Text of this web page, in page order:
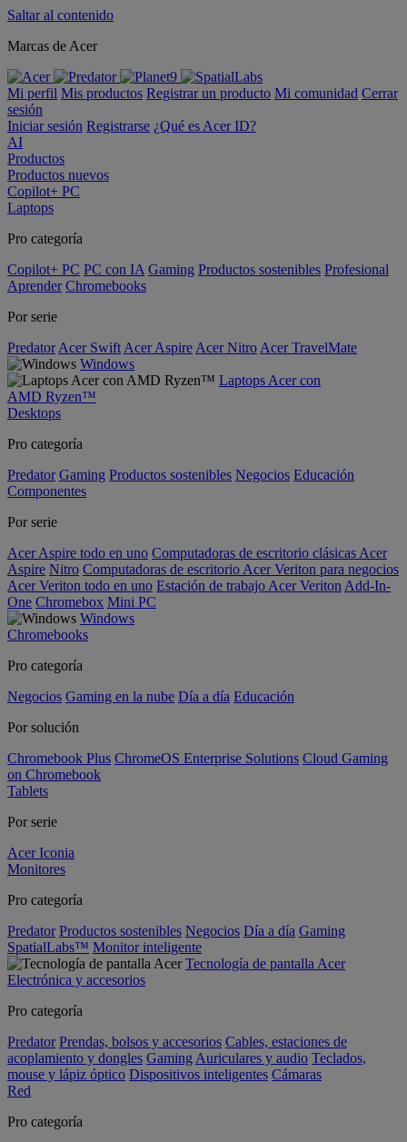
Saltar al contenido
Marcas de Acer
Mi perfil Mis productos Registrar un producto Mi comunidad Cerrar
sesión
Iniciar sesión Registrarse ¿Qué es Acer ID?
AI
Productos
Productos nuevos
Copilot+ PC
Laptops
Pro categoría
Copilot+ PC PC con IA Gaming Productos sostenibles Profesional
Aprender Chromebooks
Por serie
Predator Acer Swift Acer Aspire Acer Nitro Acer TravelMate
Windows
Laptops Acer con
AMD Ryzen™
Desktops
Pro categoría
Predator Gaming Productos sostenibles Negocios Educación
Componentes
Por serie
Acer Aspire todo en uno Computadoras de escritorio clásicas Acer
Aspire Nitro Computadoras de escritorio Acer Veriton para negocios
Acer Veriton todo en uno Estación de trabajo Acer Veriton Add-In-
One Chromebox Mini PC
Windows
Chromebooks
Pro categoría
Negocios Gaming en la nube Día a día Educación
Por solución
Chromebook Plus ChromeOS Enterprise Solutions Cloud Gaming
on Chromebook
Tablets
Por serie
Acer Iconia
Monitores
Pro categoría
Predator Productos sostenibles Negocios Día a día Gaming
SpatialLabs™ Monitor inteligente
Tecnología de pantalla Acer
Electrónica y accesorios
Pro categoría
Predator Prendas, bolsos y accesorios Cables, estaciones de
acoplamiento y dongles Gaming Auriculares y audio Teclados,
mouse y lápiz óptico Dispositivos inteligentes Cámaras
Red
Pro categoría